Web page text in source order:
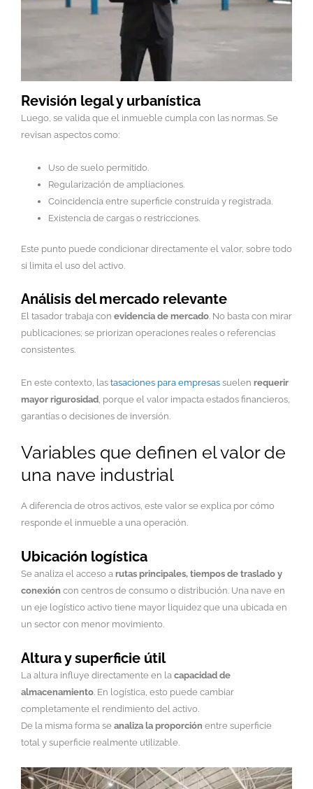
Revisión legal y urbanística
Luego, se valida que el inmueble cumpla con las normas. Se
revisan aspectos como:
Uso de suelo permitido.
Regularización de ampliaciones.
Coincidencia entre superficie construida y registrada.
Existencia de cargas o restricciones.
Este punto puede condicionar directamente el valor, sobre todo
si limita el uso del activo.
Análisis del mercado relevante
El tasador trabaja con evidencia de mercado. No basta con mirar
publicaciones; se priorizan operaciones reales o referencias
consistentes.
En este contexto, las tasaciones para empresas suelen requerir
mayor rigurosidad, porque el valor impacta estados financieros,
garantías o decisiones de inversión.
Variables que definen el valor de
una nave industrial
A diferencia de otros activos, este valor se explica por cómo
responde el inmueble a una operación.
Ubicación logística
Se analiza el acceso a rutas principales, tiempos de traslado y
conexión con centros de consumo o distribución. Una nave en
un eje logístico activo tiene mayor liquidez que una ubicada en
un sector con menor movimiento.
Altura y superficie útil
La altura influye directamente en la capacidad de
almacenamiento . En logística, esto puede cambiar
completamente el rendimiento del activo.
De la misma forma se analiza la proporción entre superficie
total y superficie realmente utilizable.